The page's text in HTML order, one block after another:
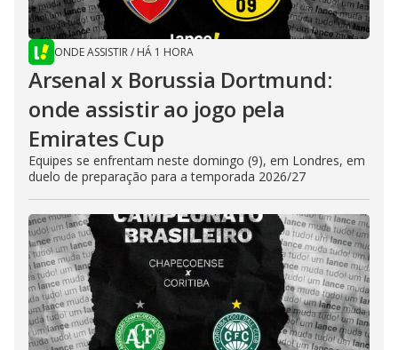
ONDE ASSISTIR/ HÁ 1 HORA
Arsenal x Borussia Dortmund:
onde assistir ao jogo pela
Emirates Cup
Equipes se enfrentam neste domingo (9), em Londres, em
duelo de preparação para a temporada 2026/27